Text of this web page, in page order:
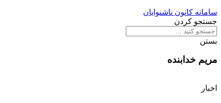
سامانه کانون ناشنوایان
جستجو کردن
بستن
مریم خدابنده
اخبار